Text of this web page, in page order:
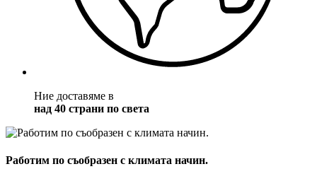
Ние доставяме в
над 40 страни по света
Работим по съобразен с климата начин.